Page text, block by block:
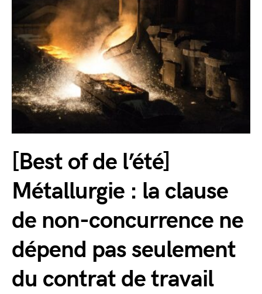
[Best of de l’été]
Métallurgie : la clause
de non-concurrence ne
dépend pas seulement
du contrat de travail